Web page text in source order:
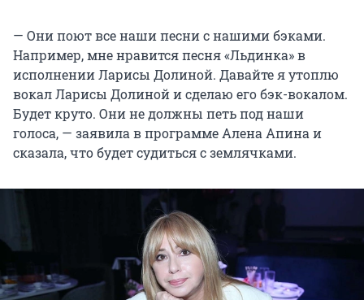
— Они поют все наши песни с нашими бэками.
Например, мне нравится песня «Льдинка» в
исполнении Ларисы Долиной. Давайте я утоплю
вокал Ларисы Долиной и сделаю его бэк-вокалом.
Будет круто. Они не должны петь под наши
голоса, — заявила в программе Алена Апина и
сказала, что будет судиться с землячками.